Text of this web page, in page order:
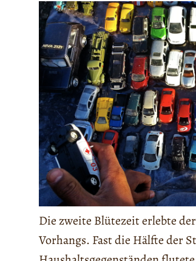
Die zweite Blütezeit erlebte
Vorhangs. Fast die Hälfte der